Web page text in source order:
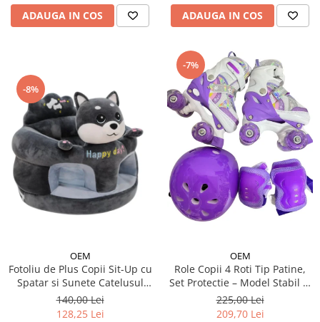
ADAUGA IN COS ADAUGA IN COS
-8%
OEM
Fotoliu de Plus Copii Sit-Up cu
Spatar si Sunete Catelusul
Woofy
140,00 Lei
128,25 Lei
-7%
OEM
Role Copii 4 Roti Tip Patine,
Set Protectie – Model Stabil si
Reglabil - Mov
225,00 Lei
209,70 Lei